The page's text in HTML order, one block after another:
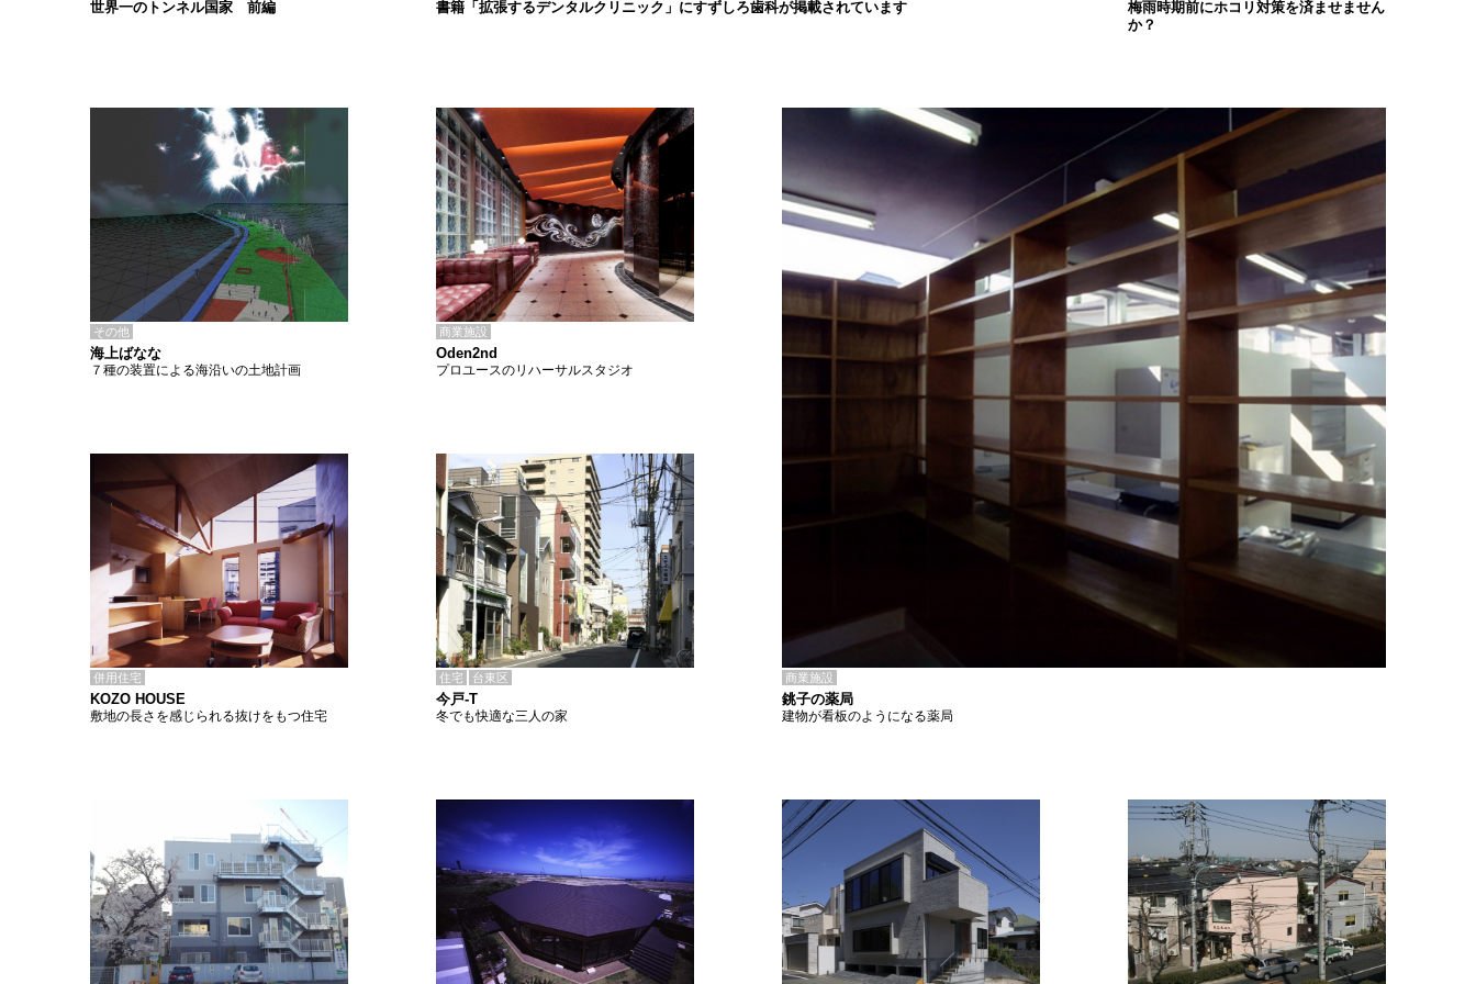
書籍「拡張するデンタルクリニック」にすずしろ歯科が掲載されています
世界一のトンネル国家 前編
梅雨時期前にホコリ対策を済ませません
か？
その他
海上ばなな
７種の装置による海沿いの土地計画
商業施設
Oden2nd
プロユースのリハーサルスタジオ
併用住宅
KOZO HOUSE
敷地の長さを感じられる抜けをもつ住宅
住宅 台東区
今戸-T
冬でも快適な三人の家
商業施設
銚子の薬局
建物が看板のようになる薬局